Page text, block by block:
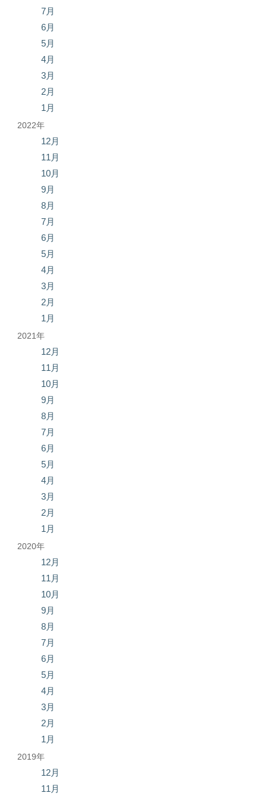
7月
6月
5月
4月
3月
2月
1月
2022年
12月
11月
10月
9月
8月
7月
6月
5月
4月
3月
2月
1月
2021年
12月
11月
10月
9月
8月
7月
6月
5月
4月
3月
2月
1月
2020年
12月
11月
10月
9月
8月
7月
6月
5月
4月
3月
2月
1月
2019年
12月
11月